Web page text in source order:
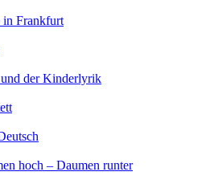
in Frankfurt
und der Kinderlyrik
hoch – Daumen runter